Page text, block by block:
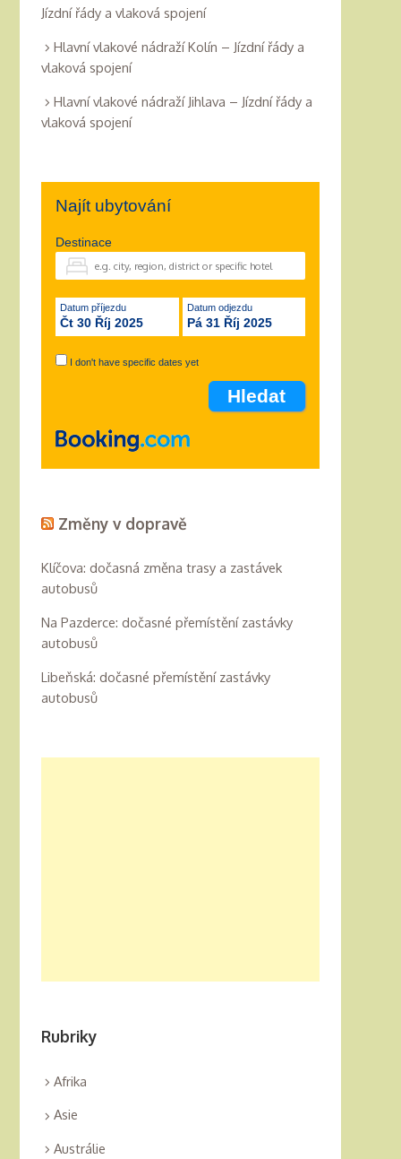
Jízdní řády a vlaková spojení
Hlavní vlakové nádraží Kolín – Jízdní řády a
vlaková spojení
Hlavní vlakové nádraží Jihlava – Jízdní řády a
vlaková spojení
Najít ubytování
Destinace
Datum příjezdu
Čt 30 Říj 2025
Datum odjezdu
Pá 31 Říj 2025
I don't have specific dates yet
Změny v dopravě
Klíčova: dočasná změna trasy a zastávek
autobusů
Na Pazderce: dočasné přemístění zastávky
autobusů
Libeňská: dočasné přemístění zastávky
autobusů
Rubriky
Afrika
Asie
Austrálie